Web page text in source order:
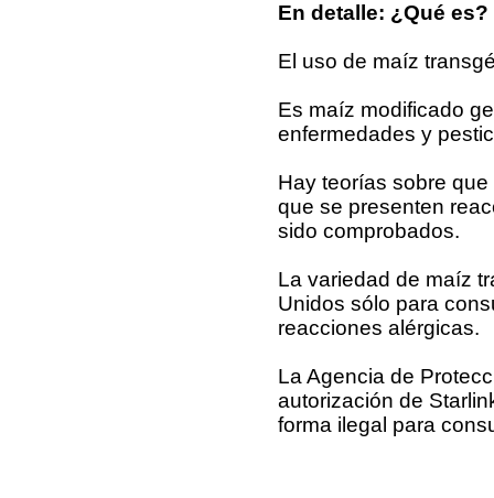
En detalle: ¿Qué es?
El uso de maíz
Es maíz modificado
enfermedades y
Hay teorías sobre
que se presenten
sido comprobados.
La variedad de maíz
Unidos sólo para
reacciones alérgicas.
La Agencia de
autorización de
forma ilegal para